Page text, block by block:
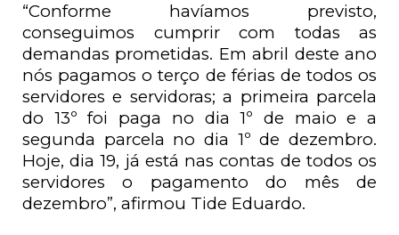
“Conforme havíamos previsto,
conseguimos cumprir com todas as
demandas prometidas. Em abril deste ano
nós pagamos o terço de férias de todos os
servidores e servidoras; a primeira parcela
do 13º foi paga no dia 1º de maio e a
segunda parcela no dia 1º de dezembro.
Hoje, dia 19, já está nas contas de todos os
servidores o pagamento do mês de
dezembro”, afirmou Tide Eduardo.